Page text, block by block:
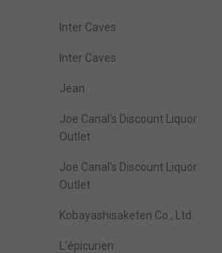
Inter Caves
Inter Caves
Jean
Joe Canal's Discount Liquor
Outlet
Joe Canal's Discount Liquor
Outlet
Kobayashisaketen Co., Ltd.
L'épicurien